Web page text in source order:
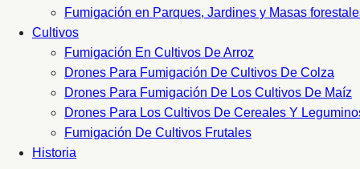
Fumigación en Parques, Jardines y Masas
Cultivos
Fumigación En Cultivos De Arroz
Drones Para Fumigación De Cultivos De Colza
Drones Para Fumigación De Los Cultivos De Maíz
Drones Para Los Cultivos De Cereales Y
Fumigación De Cultivos Frutales
Historia